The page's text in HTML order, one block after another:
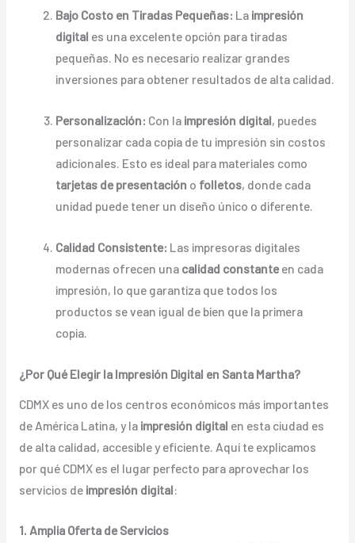
Bajo Costo en Tiradas Pequeñas: La impresión
digital es una excelente opción para tiradas
pequeñas. No es necesario realizar grandes
inversiones para obtener resultados de alta calidad.
Personalización: Con la impresión digital, puedes
personalizar cada copia de tu impresión sin costos
adicionales. Esto es ideal para materiales como
tarjetas de presentación o folletos, donde cada
unidad puede tener un diseño único o diferente.
Calidad Consistente: Las impresoras digitales
modernas ofrecen una calidad constanteen cada
impresión, lo que garantiza que todos los
productos se vean igual de bien que la primera
copia.
¿Por Qué Elegir la Impresión Digital en Santa Martha?
CDMX es uno de los centros económicos más importantes
de América Latina, y la impresión digital en esta ciudad es
de alta calidad, accesible y eficiente. Aquí te explicamos
por qué CDMX es el lugar perfecto para aprovechar los
servicios de impresión digital:
1. Amplia Oferta de Servicios